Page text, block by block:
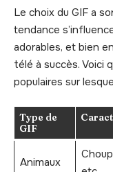
Le choix du GIF a
tendance
adorables, et bien
télé à succès. Voici
populaires sur
Type de
GIF
Animaux